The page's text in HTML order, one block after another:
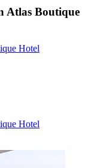
Atlas Boutique
Hotel
Hotel